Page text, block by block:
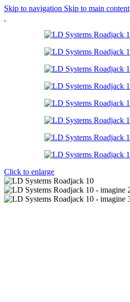
Skip to navigation Skip to main content
Click to enlarge